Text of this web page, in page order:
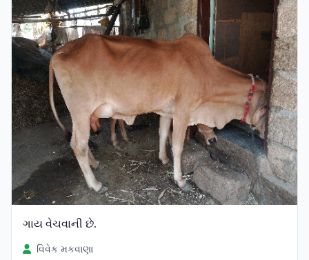
ગાય વેચવાની છે.
વિવેક મકવાણા